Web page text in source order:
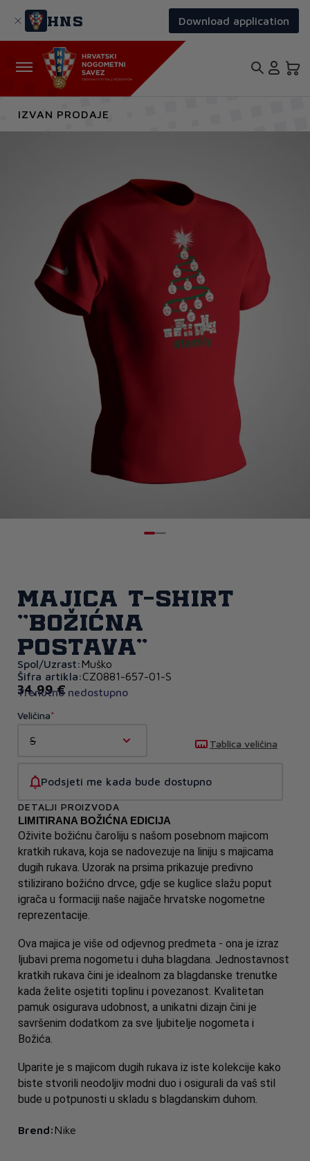
glavni
sadržaj
HNS Download application
IZVAN PRODAJE
Majica T-Shirt
"Božićna
postava"
Spol/Uzrast: Muško
Šifra artikla:CZ0881-657-01-S
34,99 €
Trenutno nedostupno
Veličina
S Tablica veličina
Podsjeti me kada bude dostupno
DETALJI PROIZVODA
LIMITIRANA BOŽIĆNA EDICIJA
Oživite božićnu čaroliju s našom posebnom majicom
kratkih rukava, koja se nadovezuje na liniju s majicama
dugih rukava. Uzorak na prsima prikazuje predivno
stilizirano božićno drvce, gdje se kuglice slažu poput
igrača u formaciji naše najjače hrvatske nogometne
reprezentacije.
Ova majica je više od odjevnog predmeta - ona je izraz
ljubavi prema nogometu i duha blagdana. Jednostavnost
kratkih rukava čini je idealnom za blagdanske trenutke
kada želite osjetiti toplinu i povezanost. Kvalitetan
pamuk osigurava udobnost, a unikatni dizajn čini je
savršenim dodatkom za sve ljubitelje nogometa i
Božića.
Uparite je s majicom dugih rukava iz iste kolekcije kako
biste stvorili neodoljiv modni duo i osigurali da vaš stil
bude u potpunosti u skladu s blagdanskim duhom.
Brend: Nike